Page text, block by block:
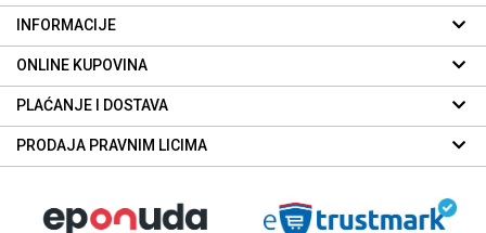
INFORMACIJE
ONLINE KUPOVINA
PLAĆANJE I DOSTAVA
PRODAJA PRAVNIM LICIMA